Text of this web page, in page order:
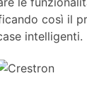
così il
intelligenti.